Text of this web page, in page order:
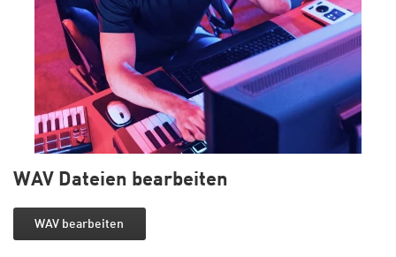
WAV Dateien bearbeiten
WAV bearbeiten